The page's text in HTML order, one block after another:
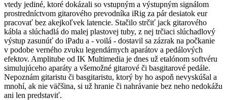
vtedy jediné, ktoré dokázali so vstupným a výstupným signálom
prostredníctvom gitarového prevodníka iRig za pár desiatok eur
pracovať bez akejkoľvek latencie. Stačilo strčiť jack gitarového
kábla a slúchadlá do malej plastovej tuby, z nej trčiaci slúchadlový
výstup zasunúť do iPadu a - voilá - dostavil sa zázrak na počkanie
v podobe verného zvuku legendárnych aparátov a pedálových
efektov. Amplitube od IK Multimedia je dnes už etalónom softvéru
simulujúceho aparáty a všemožné gitarové či basgitarové pedále.
Nepoznám gitaristu či basgitaristu, ktorý by ho aspoň nevyskúšal a
mnohí, ak nie väčšina, si už hranie či nahrávanie bez neho nedokážu
ani len predstaviť.